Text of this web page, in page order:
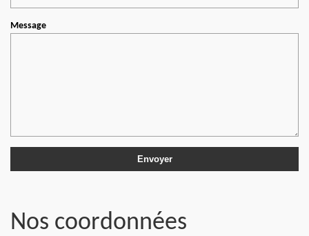
Message
Nos coordonnées